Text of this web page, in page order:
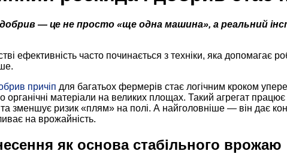
добрив — це не просто «ще одна машина», а реальний
ефективність часто починається з техніки, яка допомагає
причіп для багатьох фермерів стає логічним кроком
органічні матеріали на великих площах. Такий агрегат працює
та зменшує ризик «плям» на полі. А найголовніше — він дає
на врожайність.
як основа стабільного врожаю